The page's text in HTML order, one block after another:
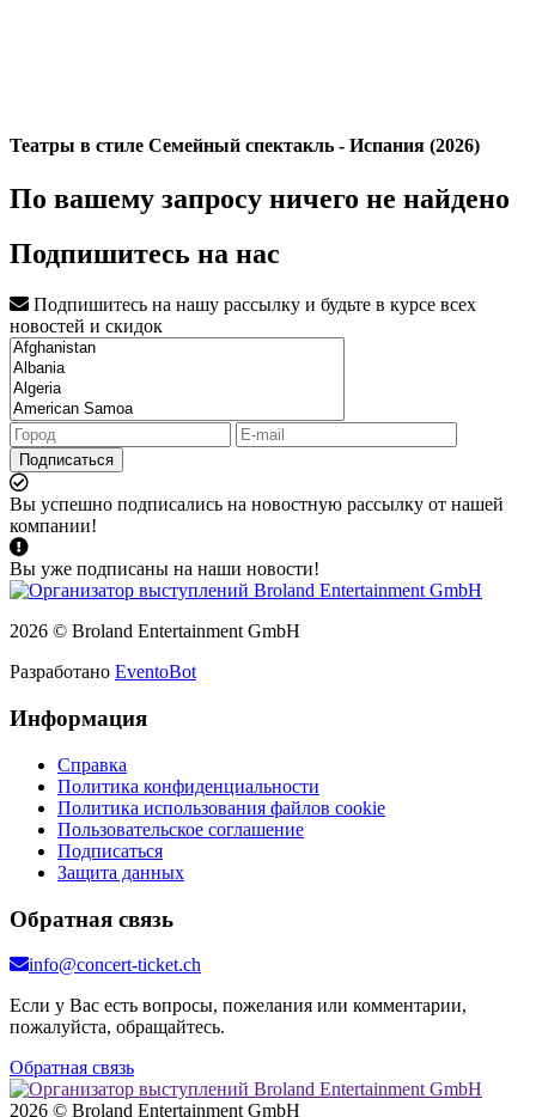
Театры в стиле Семейный спектакль - Испания (2026)
По вашему запросу ничего не найдено
Подпишитесь на нас
Подпишитесь на нашу рассылку и будьте в курсе всех
новостей и скидок
Подписаться
Вы успешно подписались на новостную рассылку от нашей
компании!
Вы уже подписаны на наши новости!
2026 © Broland Entertainment GmbH
Разработано EventoBot
Информация
Справка
Политика конфиденциальности
Политика использования файлов cookie
Пользовательское соглашение
Подписаться
Защита данных
Обратная связь
info@concert-ticket.ch
Если у Вас есть вопросы, пожелания или комментарии,
пожалуйста, обращайтесь.
Обратная связь
2026 © Broland Entertainment GmbH